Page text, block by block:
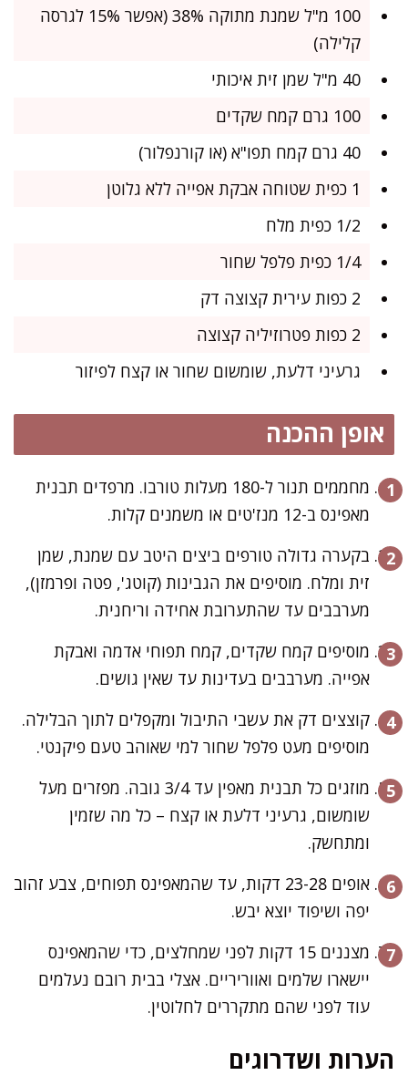
100 מ"ל שמנת מתוקה 38% (אפשר 15% לגרסה
קלילה)
40 מ"ל שמן זית איכותי
100 גרם קמח שקדים
40 גרם קמח תפו"א (או קורנפלור)
1 כפית שטוחה אבקת אפייה ללא גלוטן
1/2 כפית מלח
1/4 כפית פלפל שחור
2 כפות עירית קצוצה דק
2 כפות פטרוזיליה קצוצה
גרעיני דלעת, שומשום שחור או קצח לפיזור
אופן ההכנה
מחממים תנור ל-180 מעלות טורבו. מרפדים תבנית
מאפינס ב-12 מנז'טים או משמנים קלות.
בקערה גדולה טורפים ביצים היטב עם שמנת, שמן
זית ומלח. מוסיפים את הגבינות (קוטג', פטה ופרמזן),
מערבבים עד שהתערובת אחידה וריחנית.
מוסיפים קמח שקדים, קמח תפוחי אדמה ואבקת
אפייה. מערבבים בעדינות עד שאין גושים.
קוצצים דק את עשבי התיבול ומקפלים לתוך הבלילה.
מוסיפים מעט פלפל שחור למי שאוהב טעם פיקנטי.
מוזגים כל תבנית מאפין עד 3/4 גובה. מפזרים מעל
שומשום, גרעיני דלעת או קצח – כל מה שזמין
ומתחשק.
אופים 23-28 דקות, עד שהמאפינס תפוחים, צבע זהוב
יפה ושיפוד יוצא יבש.
מצננים 15 דקות לפני שמחלצים, כדי שהמאפינס
יישארו שלמים ואווריריים. אצלי בבית רובם נעלמים
עוד לפני שהם מתקררים לחלוטין.
הערות ושדרוגים